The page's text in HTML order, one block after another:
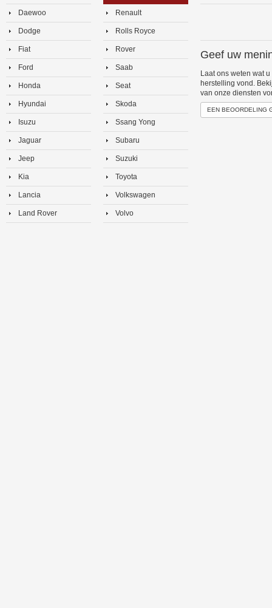
Daewoo
Dodge
Fiat
Ford
Honda
Hyundai
Isuzu
Jaguar
Jeep
Kia
Lancia
Land Rover
Renault
Rolls Royce
Rover
Saab
Seat
Skoda
Ssang Yong
Subaru
Suzuki
Toyota
Volkswagen
Volvo
Geef uw
Laat ons weten wat
herstelling vond.
van onze diensten
EEN BEOORDELING